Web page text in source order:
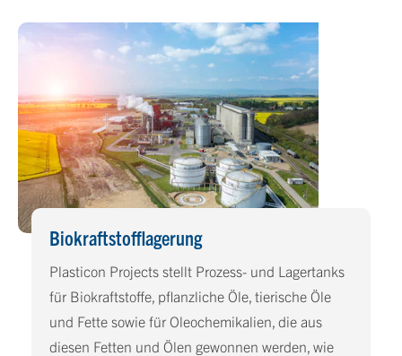
Biokraftstofflagerung
Plasticon Projects stellt Prozess- und Lagertanks
für Biokraftstoffe, pflanzliche Öle, tierische Öle
und Fette sowie für Oleochemikalien, die aus
diesen Fetten und Ölen gewonnen werden, wie